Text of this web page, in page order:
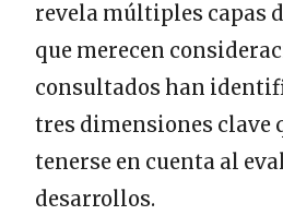
revela múltiples capas
que merecen
consultados han
tres dimensiones clave
tenerse en cuenta al
desarrollos.